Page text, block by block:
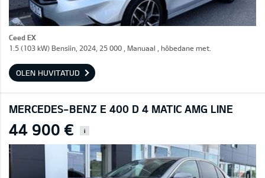
Ceed EX
1.5 (103 kW) Bensiin, 2024, 25 000 , Manuaal , hõbedane met.
OLEN HUVITATUD
MERCEDES-BENZ E 400 D 4 MATIC AMG LINE
44 900 € i